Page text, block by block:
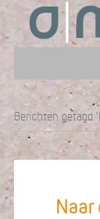
Berichten getagd
Naar